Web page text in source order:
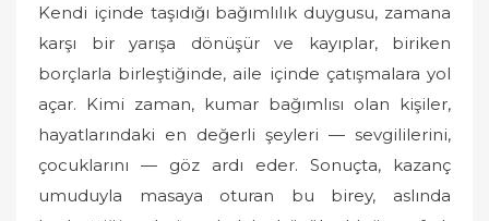
Kendi içinde taşıdığı bağımlılık duygusu, zamana
karşı bir yarışa dönüşür ve kayıplar, biriken
borçlarla birleştiğinde, aile içinde çatışmalara yol
açar. Kimi zaman, kumar bağımlısı olan kişiler,
hayatlarındaki en değerli şeyleri — sevgililerini,
çocuklarını — göz ardı eder. Sonuçta, kazanç
umuduyla masaya oturan bu birey, aslında